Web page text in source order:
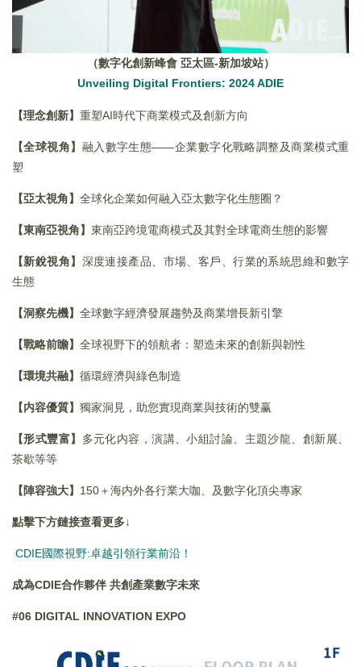
（數字化創新峰會 亞太區-新加坡站）
Unveiling Digital Frontiers: 2024 ADIE
【理念創新】 重塑AI時代下商業模式及創新方向
【全球視角】 融入數字生態——企業數字化戰略調整及商業模式重
塑
【亞太視角】 全球化企業如何融入亞太數字化生態圈？
【東南亞視角】 東南亞跨境電商模式及其對全球電商生態的影響
【新銳視角】 深度連接產品、市場、客戶、行業的系統思維和數字
生態
【洞察先機】 全球數字經濟發展趨勢及商業增長新引擎
【戰略前瞻】 全球視野下的領航者：塑造未來的創新與韌性
【環境共融】 循環經濟與綠色制造
【内容優質】 獨家洞見，助您實現商業與技術的雙赢
【形式豐富】 多元化内容，演講、小組討論、主題沙龍、創新展、
茶歇等等
【陣容強大】 150＋海内外各行業大咖、及數字化頂尖專家
點擊下方鏈接查看更多↓
CDIE國際視野:卓越引領行業前沿！
成為CDIE合作夥伴 共創產業數字未來
#06 DIGITAL INNOVATION EXPO